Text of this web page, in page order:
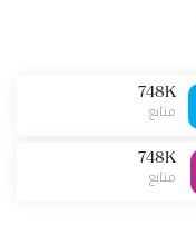
748K
متابع
748K
متابع